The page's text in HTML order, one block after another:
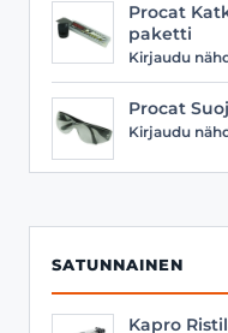
Procat
paketti
Kirjaudu
Procat
Kirjaudu
SATUNNAINEN
Kapro